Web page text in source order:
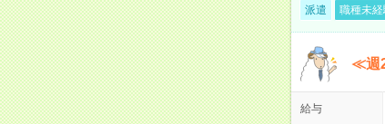
派遣 職種未
≪週
給与